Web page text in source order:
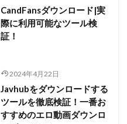
CandFansダウンロード|実
際に利用可能なツール検
証！
2024年4月22日
Javhubをダウンロードする
ツールを徹底検証！一番お
すすめのエロ動画ダウンロ